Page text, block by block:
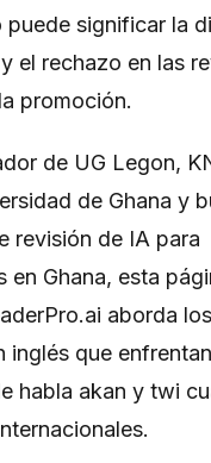
puede significar la
el rechazo en las
promoción.
de UG Legon,
de Ghana y
revisión de IA para
en Ghana, esta
aborda
inglés que
habla akan y twi